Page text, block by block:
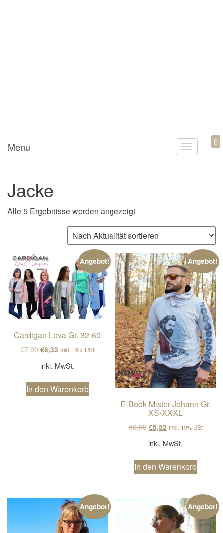
Mamili1910
T
a
v
i
g
a
t
i
o
n
Menu 0
Jacke
Alle 5 Ergebnisse werden angezeigtNach Aktualität sortiert
Angebot!
Cardigan Lova Gr. 32-60
€7,90Ursprünglicher Preis war: €7,90
€6,32 Aktueller Preis ist: €6,32.
inkl. 19% USt
inkl. MwSt.
In den Warenkorb
Angebot!
E-Book Mister Johann Gr.
XS-XXXL
€6,90 Ursprünglicher Preis
€5,52Aktueller Preis
inkl. 19% USt
inkl. MwSt.
In den Warenkorb
Angebot! Angebot!